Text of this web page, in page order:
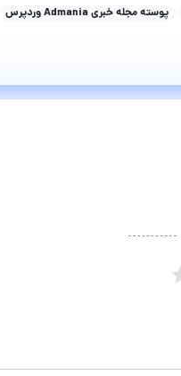
پوسته مجله خبری Admania وردپرس